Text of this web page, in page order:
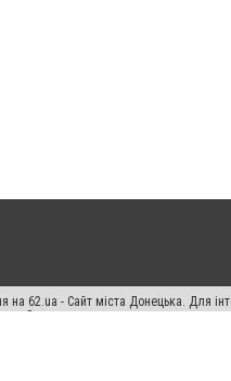
62.ua - Сайт міста Донецька. Для
Законом.